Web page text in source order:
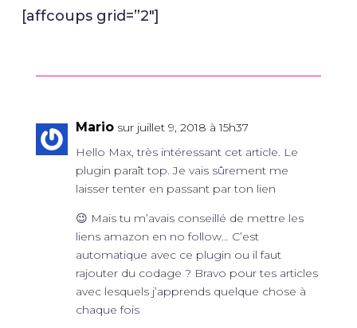
[affcoups grid=”2″]
Mario sur juillet 9, 2018 à 15h37
Hello Max, très intéressant cet article. Le
plugin paraît top. Je vais sûrement me
laisser tenter en passant par ton lien
😉 Mais tu m’avais conseillé de mettre les
liens amazon en no follow… C’est
automatique avec ce plugin ou il faut
rajouter du codage ? Bravo pour tes articles
avec lesquels j’apprends quelque chose à
chaque fois